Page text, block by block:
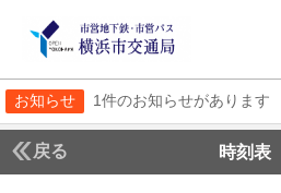
お知らせ 1件のお知らせがあります
戻る 時刻表